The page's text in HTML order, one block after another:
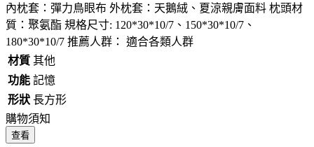
內枕套：彈力鳥眼布 外枕套：天鵝絨、夏涼親膚面料 枕頭材
質：聚氨酯 規格尺寸: 120*30*10/7、150*30*10/7、
180*30*10/7 推薦人群： 適合各類人群
材質 其他
功能 記憶
形狀 長方形
購物須知
查看